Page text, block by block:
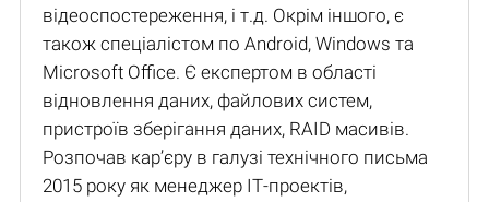
відеоспостереження, і т.д. Окрім іншого, є
також спеціалістом по Android, Windows та
Microsoft Office. Є експертом в області
відновлення даних, файлових систем,
пристроїв зберігання даних, RAID масивів.
Розпочав кар’єру в галузі технічного письма
2015 року як менеджер ІТ-проектів,